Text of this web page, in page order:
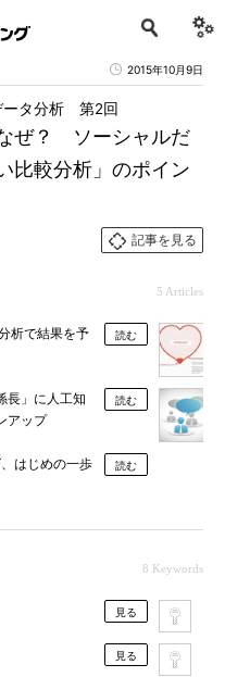
2015年10月9日
ぜ？ ソーシャルだ
比較分析」のポイン
ータ分析 第2回
記事を見る
5 Articles
析で結果を予
読む
長」に人工知
アップ
読む
はじめの一歩 読む
8 Keywords
見る
見る